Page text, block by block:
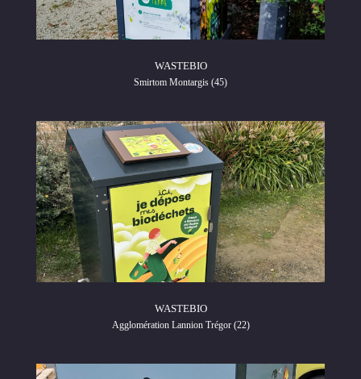
WASTEBIO
Smirtom Montargis (45)
WASTEBIO
Agglomération Lannion Trégor (22)